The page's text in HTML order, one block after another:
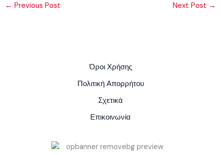
← Previous Post Next Post →
Όροι Χρήσης
Πολιτική Απορρήτου
Σχετικά
Επικοινωνία